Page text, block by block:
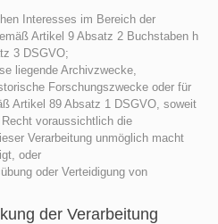
Interesses im Bereich der
Artikel 9 Absatz 2 Buchstaben h
3 DSGVO;
liegende Archivzwecke,
Forschungszwecke oder für
Artikel 89 Absatz 1 DSGVO, soweit
voraussichtlich die
Verarbeitung unmöglich macht
oder
oder Verteidigung von
der Verarbeitung